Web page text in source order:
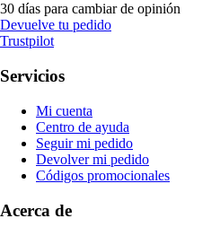
30 días para cambiar de opinión
Devuelve tu pedido
Trustpilot
Servicios
Mi cuenta
Centro de ayuda
Seguir mi pedido
Devolver mi pedido
Códigos promocionales
Acerca de